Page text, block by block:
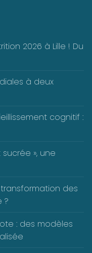
2026 à Lille ! Du
à deux
cognitif :
», une
des
?
: des modèles